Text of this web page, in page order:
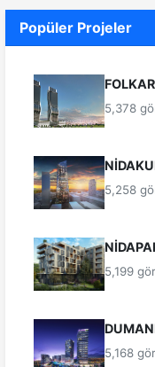
Popüler Projeler
5,378
5,258
5,199
5,168